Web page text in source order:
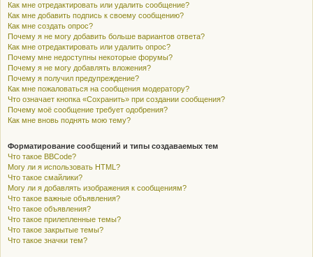
Как мне отредактировать или удалить сообщение?
Как мне добавить подпись к своему сообщению?
Как мне создать опрос?
Почему я не могу добавить больше вариантов ответа?
Как мне отредактировать или удалить опрос?
Почему мне недоступны некоторые форумы?
Почему я не могу добавлять вложения?
Почему я получил предупреждение?
Как мне пожаловаться на сообщения модератору?
Что означает кнопка «Сохранить» при создании сообщения?
Почему моё сообщение требует одобрения?
Как мне вновь поднять мою тему?
Форматирование сообщений и типы создаваемых тем
Что такое BBCode?
Могу ли я использовать HTML?
Что такое смайлики?
Могу ли я добавлять изображения к сообщениям?
Что такое важные объявления?
Что такое объявления?
Что такое прилепленные темы?
Что такое закрытые темы?
Что такое значки тем?